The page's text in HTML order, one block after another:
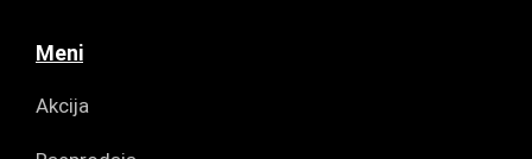
Meni
Akcija